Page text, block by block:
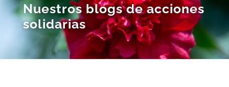
Nuestros blogs de acciones
solidarias